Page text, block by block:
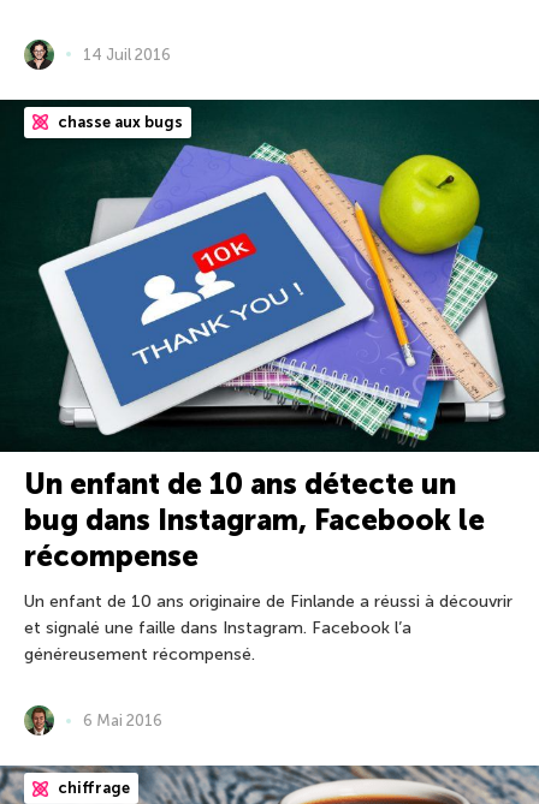
14 Juil 2016
chasse aux bugs
Un enfant de 10 ans détecte un
bug dans Instagram, Facebook le
récompense
Un enfant de 10 ans originaire de Finlande a réussi à découvrir
et signalé une faille dans Instagram. Facebook l’a
généreusement récompensé.
6 Mai 2016
chiffrage